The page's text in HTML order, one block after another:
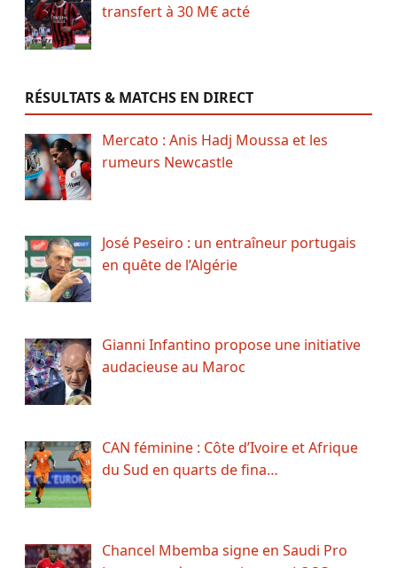
transfert à 30 M€ acté
RÉSULTATS & MATCHS EN DIRECT
Mercato : Anis Hadj Moussa et les
rumeurs Newcastle
José Peseiro : un entraîneur portugais
en quête de l’Algérie
Gianni Infantino propose une initiative
audacieuse au Maroc
CAN féminine : Côte d’Ivoire et Afrique
du Sud en quarts de fina…
Chancel Mbemba signe en Saudi Pro